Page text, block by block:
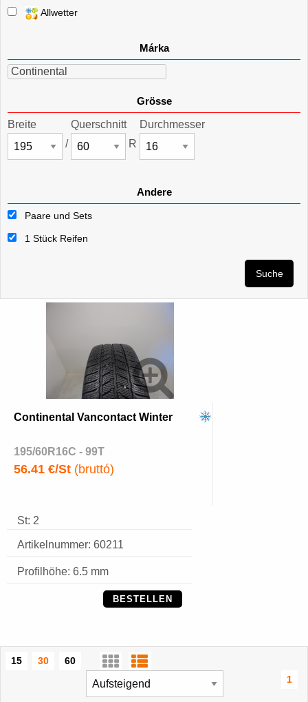
Allwetter
Márka
Continental
Grösse
Breite
/
Querschnitt
R
Durchmesser
Andere
Paare und Sets
1 Stück Reifen
Suche
Continental Vancontact Winter
195/60R16C - 99T
56.41 €/St (bruttó)
St: 2
Artikelnummer: 60211
Profilhöhe: 6.5 mm
BESTELLEN
15 30
60
1